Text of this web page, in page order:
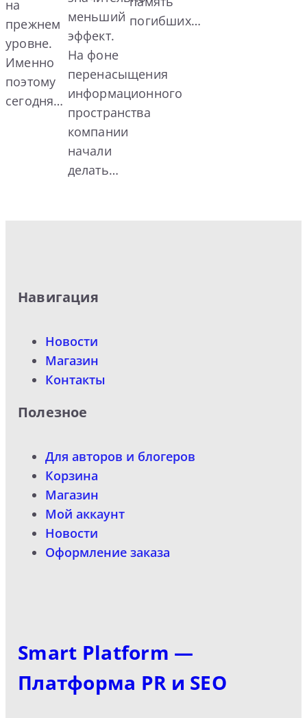
на
прежнем
уровне.
Именно
поэтому
сегодня…
меньший
эффект.
На фоне
перенасыщения
информационного
пространства
компании
начали
делать…
погибших…
Навигация
Новости
Магазин
Контакты
Полезное
Для авторов и блогеров
Корзина
Магазин
Мой аккаунт
Новости
Оформление заказа
Smart Platform —
Платформа PR и SEO